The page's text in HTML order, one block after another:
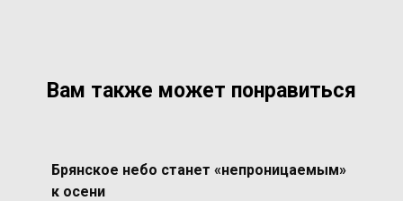
Вам также может понравиться
Брянское небо станет «непроницаемым»
к осени